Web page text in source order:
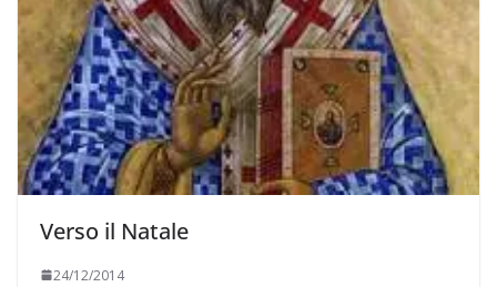
Verso il Natale
24/12/2014